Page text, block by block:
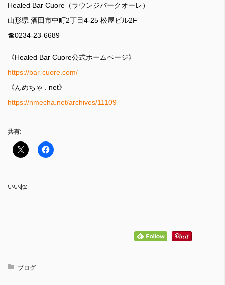
Healed Bar Cuore（ラウンジバークオーレ）
山形県 酒田市中町2丁目4-25 松屋ビル2F
☎︎0234-23-6689
《Healed Bar Cuore公式ホームページ》
https://bar-cuore.com/
《んめちゃ . net》
https://nmecha.net/archives/11109
共有:
いいね:
ブログ